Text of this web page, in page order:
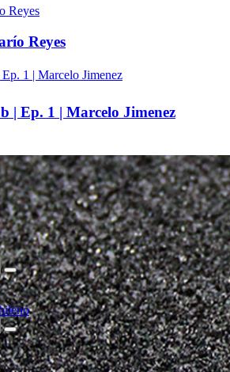
Reyes
| Ep. 1 | Marcelo Jimenez